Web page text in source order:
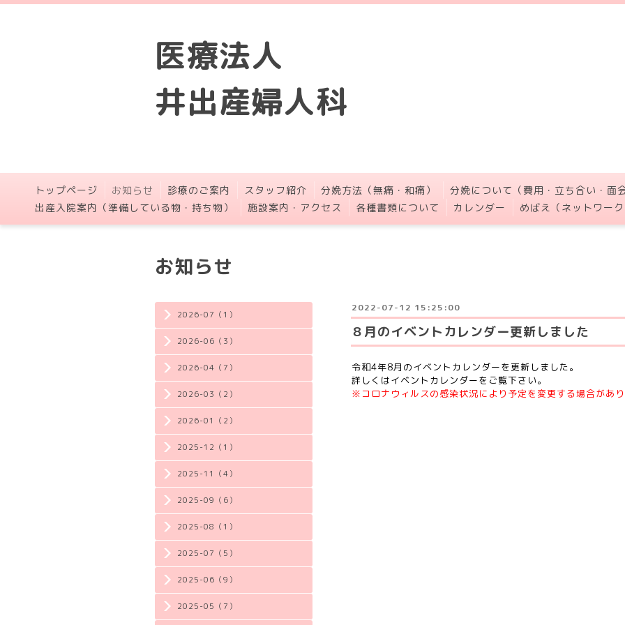
医療法人
井出産婦人科
トップページ お知らせ 診療のご案内 スタッフ紹介 分娩方法（無痛・和痛）
分娩について（費用・立ち合い・面
出産入院案内（準備している物・持ち物）
施設案内・アクセス 各種書類について カレンダー めばえ（ネットワー
2026-07（1）
2026-06（3）
2026-04（7）
2026-03（2）
2026-01（2）
2025-12（1）
2025-11（4）
2025-09（6）
2025-08（1）
2025-07（5）
2025-06（9）
2025-05（7）
お知らせ
2022-07-12 15:25:00
８月のイベントカレンダー更新しました
令和4年8月のイベントカレンダーを更新しました。
詳しくはイベントカレンダーをご覧下さい。
※コロナウィルスの感染状況により予定を変更する場合があ